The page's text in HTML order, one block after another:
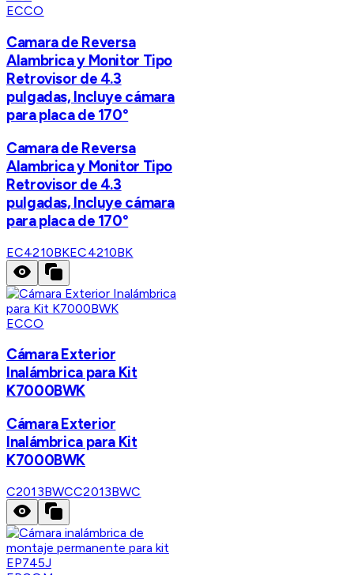
ECCO
Camara de Reversa
Alambrica y Monitor Tipo
Retrovisor de 4.3
pulgadas, Incluye cámara
para placa de 170°
Camara de Reversa
Alambrica y Monitor Tipo
Retrovisor de 4.3
pulgadas, Incluye cámara
para placa de 170°
EC4210BKEC4210BK
ECCO
Cámara Exterior
Inalámbrica para Kit
K7000BWK
Cámara Exterior
Inalámbrica para Kit
K7000BWK
C2013BWCC2013BWC